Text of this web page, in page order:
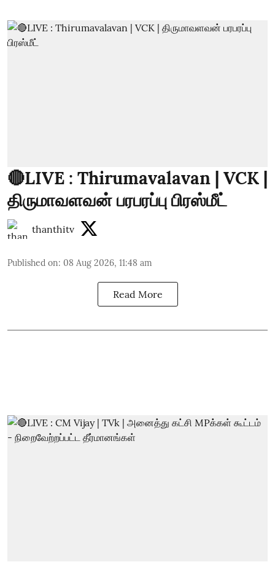
🔴LIVE : Thirumavalavan | VCK |
திருமாவளவன் பரபரப்பு பிரஸ்மீட்
thanthitv
Published on: 08 Aug 2026, 11:48 am
Read More